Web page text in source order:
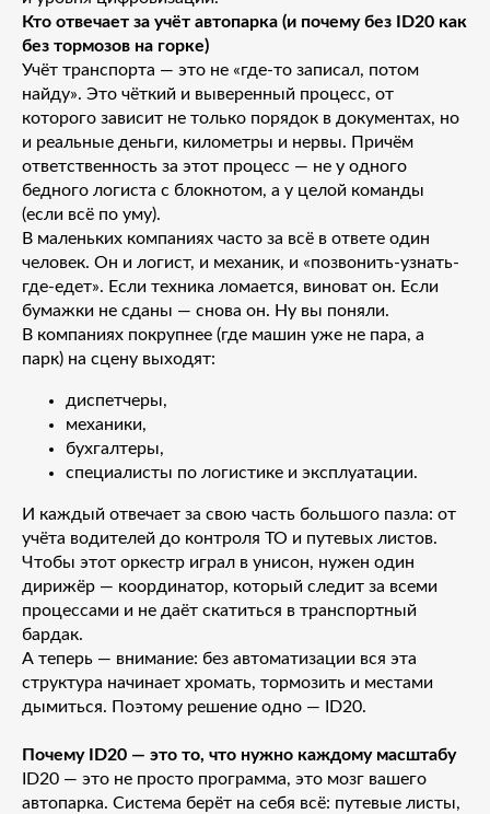
Кто отвечает за учёт автопарка (и почему без ID20 как
без тормозов на горке)
Учёт транспорта — это не «где-то записал, потом
найду». Это чёткий и выверенный процесс, от
которого зависит не только порядок в документах, но
и реальные деньги, километры и нервы. Причём
ответственность за этот процесс — не у одного
бедного логиста с блокнотом, а у целой команды
(если всё по уму).
В маленьких компаниях часто за всё в ответе один
человек. Он и логист, и механик, и «позвонить-узнать-
где-едет». Если техника ломается, виноват он. Если
бумажки не сданы — снова он. Ну вы поняли.
В компаниях покрупнее (где машин уже не пара, а
парк) на сцену выходят:
диспетчеры,
механики,
бухгалтеры,
специалисты по логистике и эксплуатации.
И каждый отвечает за свою часть большого пазла: от
учёта водителей до контроля ТО и путевых листов.
Чтобы этот оркестр играл в унисон, нужен один
дирижёр — координатор, который следит за всеми
процессами и не даёт скатиться в транспортный
бардак.
А теперь — внимание: без автоматизации вся эта
структура начинает хромать, тормозить и местами
дымиться. Поэтому решение одно — ID20.
Почему ID20 — это то, что нужно каждому масштабу
ID20 — это не просто программа, это мозг вашего
автопарка. Система берёт на себя всё: путевые листы,